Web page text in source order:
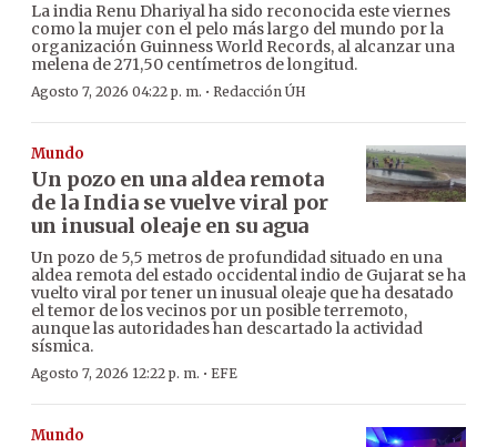
La india Renu Dhariyal ha sido reconocida este viernes
como la mujer con el pelo más largo del mundo por la
organización Guinness World Records, al alcanzar una
melena de 271,50 centímetros de longitud.
Agosto 7, 2026 04:22 p. m. · Redacción ÚH
Mundo
Un pozo en una aldea remota
de la India se vuelve viral por
un inusual oleaje en su agua
Un pozo de 5,5 metros de profundidad situado en una
aldea remota del estado occidental indio de Gujarat se ha
vuelto viral por tener un inusual oleaje que ha desatado
el temor de los vecinos por un posible terremoto,
aunque las autoridades han descartado la actividad
sísmica.
Agosto 7, 2026 12:22 p. m. · EFE
Mundo